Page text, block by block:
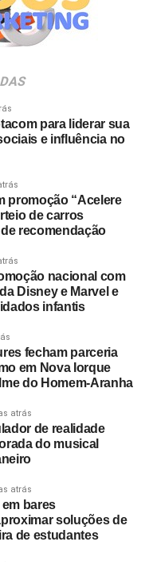
da cultura nacional,
e atrações do
oficiais do camarote
para liderar sua
e influência no
promoção “Acelere
de carros
recomendação
nacional com
Disney e Marvel e
infantis
fecham parceria
em Nova Iorque
do Homem-Aranha
atrás
de realidade
do musical
atrás
bares
soluções de
de estudantes